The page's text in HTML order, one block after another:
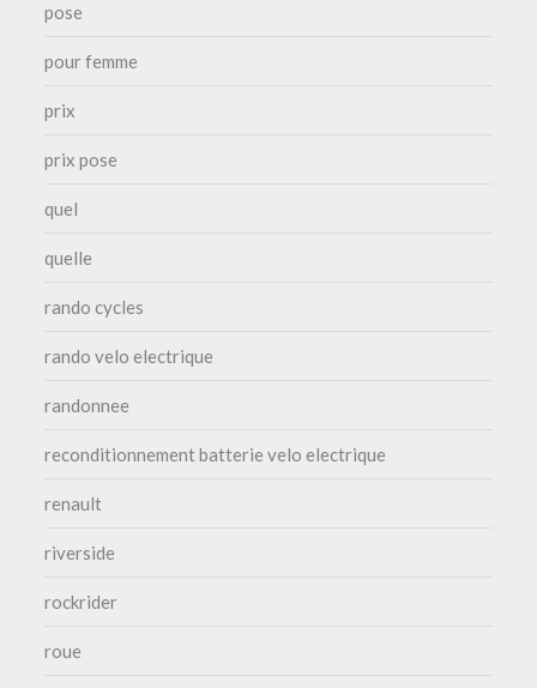
pose
pour femme
prix
prix pose
quel
quelle
rando cycles
rando velo electrique
randonnee
reconditionnement batterie velo electrique
renault
riverside
rockrider
roue